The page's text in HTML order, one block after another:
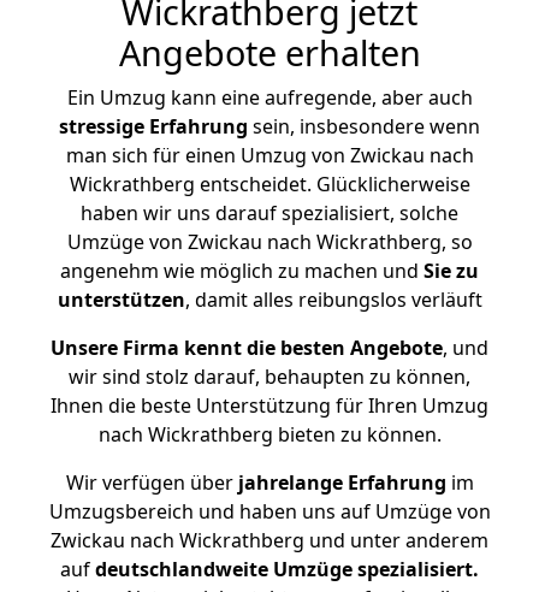
Wickrathberg jetzt
Angebote erhalten
Ein Umzug kann eine aufregende, aber auch
stressige Erfahrung sein, insbesondere wenn
man sich für einen Umzug von Zwickau nach
Wickrathberg entscheidet. Glücklicherweise
haben wir uns darauf spezialisiert, solche
Umzüge von Zwickau nach Wickrathberg, so
angenehm wie möglich zu machen und Sie zu
unterstützen, damit alles reibungslos verläuft
Unsere Firma kennt die besten Angebote, und
wir sind stolz darauf, behaupten zu können,
Ihnen die beste Unterstützung für Ihren Umzug
nach Wickrathberg bieten zu können.
Wir verfügen überjahrelange Erfahrung im
Umzugsbereich und haben uns auf Umzüge von
Zwickau nach Wickrathberg und unter anderem
aufdeutschlandweite Umzüge spezialisiert.